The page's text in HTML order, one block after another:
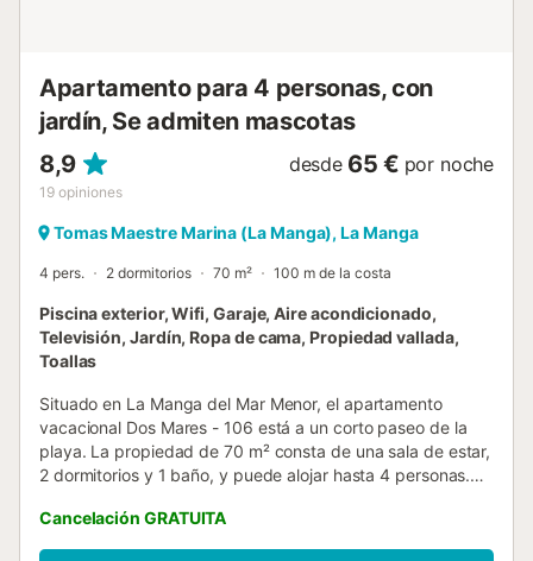
Apartamento para 4 personas, con
jardín, Se admiten mascotas
8,9
19 opiniones
desde 65 € por noche
Tomas Maestre Marina (La Manga), La Manga
4 pers. 2 dormitorios 70 m² 100 m de la costa
Piscina exterior, Wifi, Garaje, Aire acondicionado,
Televisión, Jardín, Ropa de cama, Propiedad vallada,
Toallas
Situado en La Manga del Mar Menor, el apartamento
vacacional Dos Mares - 106 está a un corto paseo de la
playa. La propiedad de 70 m² consta de una sala de estar,
2 dormitorios y 1 baño, y puede alojar hasta 4 personas.
acondicionado y lavadora. Este alquiler de vacaciones
cuenta con una terraza privada, ideal para relajarse por las
Cancelación GRATUITA